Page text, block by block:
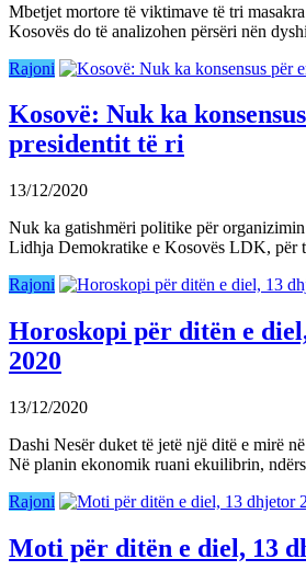
Mbetjet mortore të viktimave të tri
Kosovës do të analizohen përsëri nën
Rajoni
Kosovë: Nuk ka
presidentit të ri
13/12/2020
Nuk ka gatishmëri politike për
Lidhja Demokratike e Kosovës LDK, për
Rajoni
Horoskopi për ditën e
2020
13/12/2020
Dashi Nesër duket të jetë një ditë e mirë
Në planin ekonomik ruani ekuilibrin,
Rajoni
Moti për ditën e diel, 13